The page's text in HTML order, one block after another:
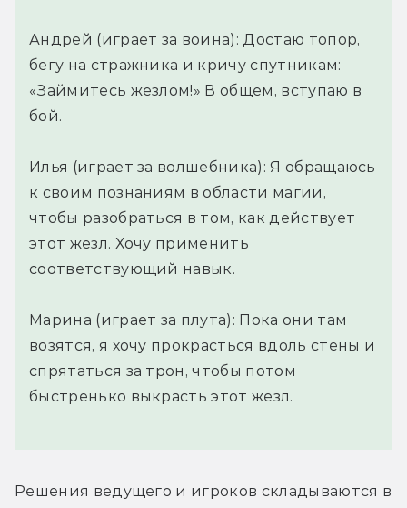
Андрей (играет за воина): Достаю топор,
бегу на стражника и кричу спутникам:
«Займитесь жезлом!» В общем, вступаю в
бой.
Илья (играет за волшебника): Я обращаюсь
к своим познаниям в области магии,
чтобы разобраться в том, как действует
этот жезл. Хочу применить
соответствующий навык.
Марина (играет за плута): Пока они там
возятся, я хочу прокрасться вдоль стены и
спрятаться за трон, чтобы потом
быстренько выкрасть этот жезл.
Решения ведущего и игроков складываются в